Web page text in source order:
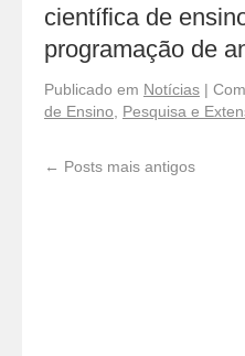
científica de
programação de
Publicado em Notícias |
de Ensino
Pesquisa e
← Posts mais antigos